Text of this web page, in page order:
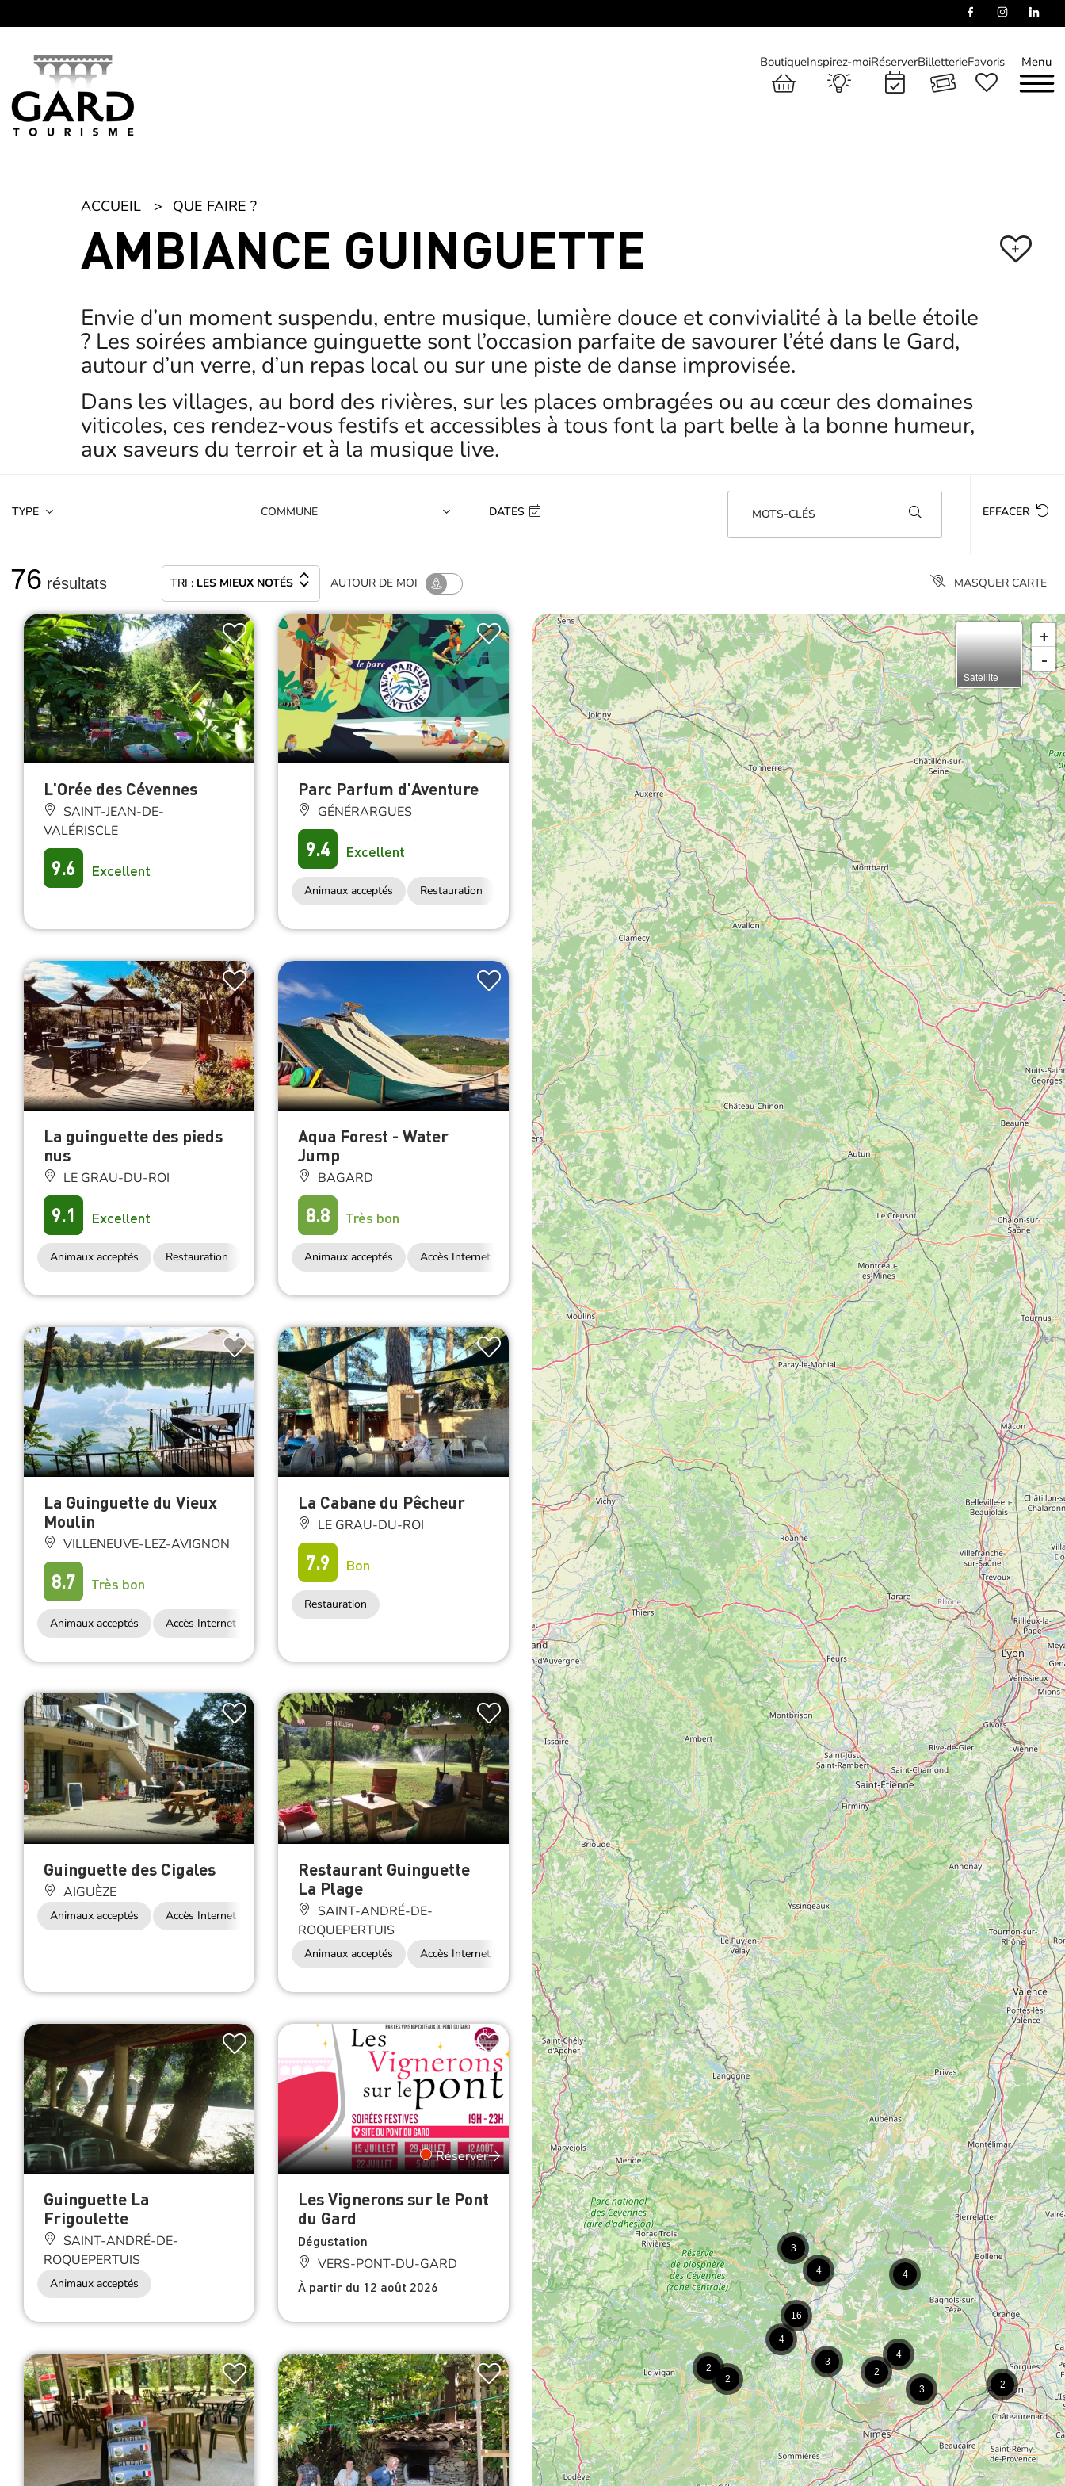
Menu
BoutiqueInspirez-moiRéserverBilletterieFavoris
ACCUEIL QUE FAIRE ?
AMBIANCE GUINGUETTE +
Envie d’un moment suspendu, entre musique, lumière douce et convivialité à la belle étoile
? Les soirées ambiance guinguette sont l’occasion parfaite de savourer l’été dans le Gard,
autour d’un verre, d’un repas local ou sur une piste de danse improvisée.
Dans les villages, au bord des rivières, sur les places ombragées ou au cœur des domaines
viticoles, ces rendez-vous festifs et accessibles à tous font la part belle à la bonne humeur,
aux saveurs du terroir et à la musique live.
TYPE DATES MOTS-CLÉS EFFACER
76 résultats TRI : LES MIEUX NOTÉS AUTOUR DE MOI MASQUER CARTE
L'Orée des Cévennes
SAINT-JEAN-DE-
VALÉRISCLE
9.6 Excellent
Parc Parfum d'Aventure
GÉNÉRARGUES
9.4 Excellent
Animaux acceptés Restauration
La guinguette des pieds
nus
LE GRAU-DU-ROI
9.1 Excellent
Animaux acceptés Restauration
Aqua Forest - Water
Jump
BAGARD
8.8 Très bon
Animaux acceptés Accès Internet Wifi Restauration
La Guinguette du Vieux
Moulin
VILLENEUVE-LEZ-AVIGNON
8.7 Très bon
Animaux acceptés Accès Internet Wifi Restauration
La Cabane du Pêcheur
LE GRAU-DU-ROI
7.9 Bon
Restauration
Guinguette des Cigales
AIGUÈZE
Animaux acceptés Accès Internet Wifi
Restaurant Guinguette
La Plage
SAINT-ANDRÉ-DE-
ROQUEPERTUIS
Animaux acceptés Accès Internet Wifi
Guinguette La
Frigoulette
SAINT-ANDRÉ-DE-
ROQUEPERTUIS
Animaux acceptés
Réserver
Les Vignerons sur le Pont
du Gard
Dégustation
VERS-PONT-DU-GARD
À partir du 12 août 2026
4
3
2
4
2
4
3
3
2 2
16
4
+
-
Satellite